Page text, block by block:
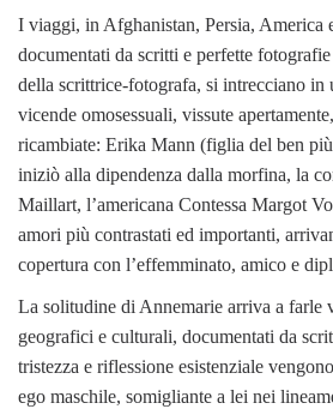
I viaggi, in Afghanistan, Persia, America
documentati da scritti e perfette
della scrittrice-fotografa, si intrecciano in
vicende omosessuali, vissute
ricambiate: Erika Mann (figlia del ben
iniziò alla dipendenza dalla morfina, la
Maillart, l’americana Contessa Margot
amori più contrastati ed importanti,
copertura con l’effemminato, amico e
La solitudine di Annemarie arriva a farle
geografici e culturali, documentati da
tristezza e riflessione esistenziale
ego maschile, somigliante a lei nei